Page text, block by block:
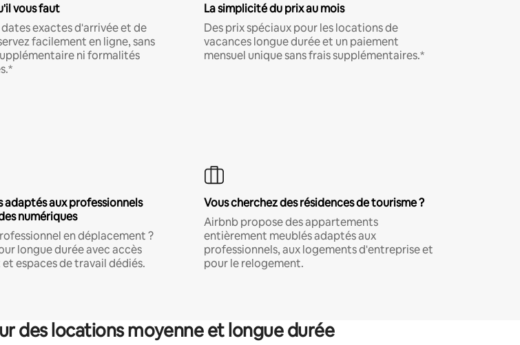
vous faut
dates exactes d'arrivée et de
facilement en ligne, sans
ni formalités
La simplicité du prix au mois
Des prix spéciaux pour les locations de
vacances longue durée et un paiement
mensuel unique sans frais supplémentaires.*
adaptés aux professionnels
numériques
en déplacement ?
longue durée avec accès
espaces de travail dédiés.
Vous cherchez des résidences de tourisme ?
Airbnb propose des appartements
entièrement meublés adaptés aux
professionnels, aux logements d'entreprise et
pour le relogement.
des locations moyenne et longue durée